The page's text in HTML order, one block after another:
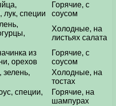
специи
Горячие, с
соусом
Холодные, на
листьях салата
из
орехов
Горячие, с
соусом
Холодные, на
тостах
специи,
Горячие, на
шампурах